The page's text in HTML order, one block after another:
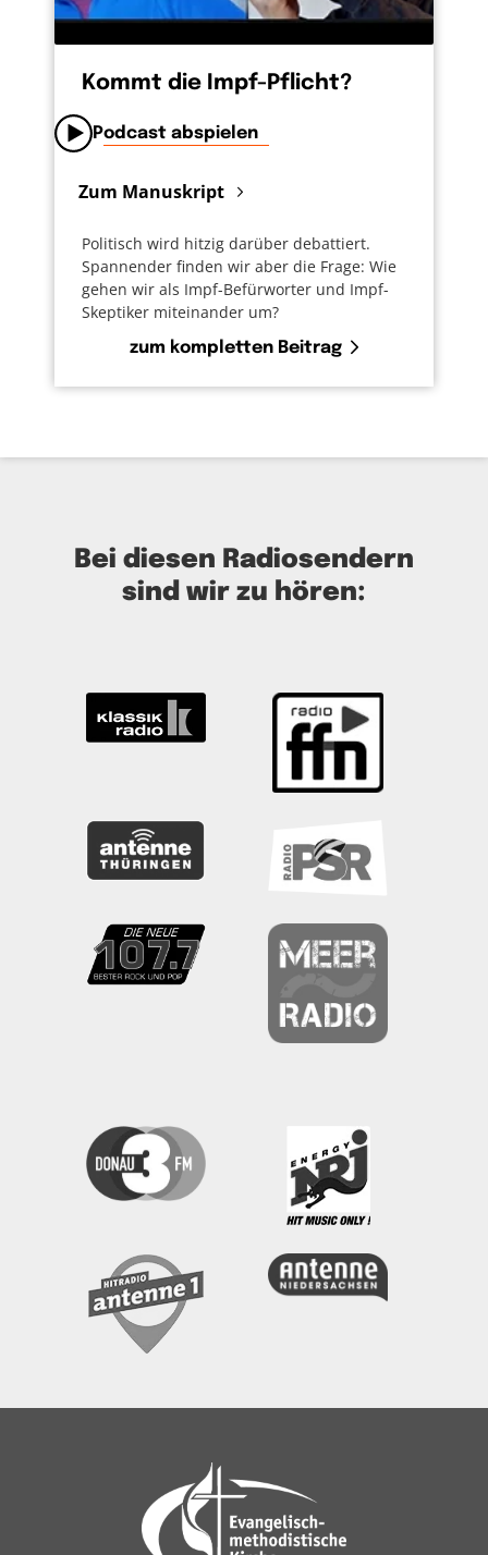
Kommt die Impf-Pflicht?
Podcast abspielen
Zum Manuskript
Politisch wird hitzig darüber debattiert.
Spannender finden wir aber die Frage: Wie
gehen wir als Impf-Befürworter und Impf-
Skeptiker miteinander um?
zum kompletten Beitrag
Bei diesen Radiosendern
sind wir zu hören: